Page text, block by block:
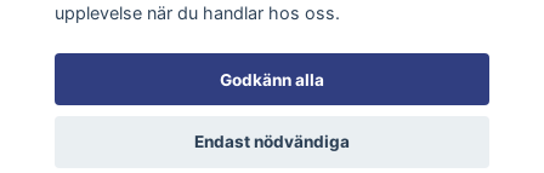
upplevelse när du handlar hos oss.
Godkänn alla
Endast nödvändiga